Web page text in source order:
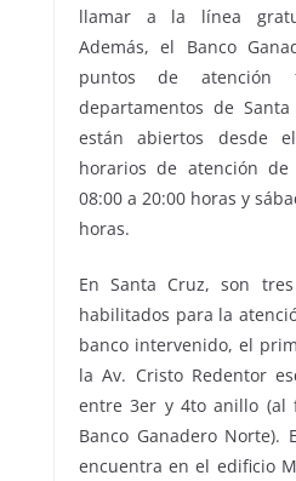
llamar a la línea
Además, el Banco
puntos de atención
departamentos de
están abiertos desde
horarios de atención
08:00 a 20:00 horas y
horas.
En Santa Cruz, son
habilitados para la
banco intervenido, el
la Av. Cristo Redentor
entre 3er y 4to anillo (al
Banco Ganadero Norte).
encuentra en el edificio